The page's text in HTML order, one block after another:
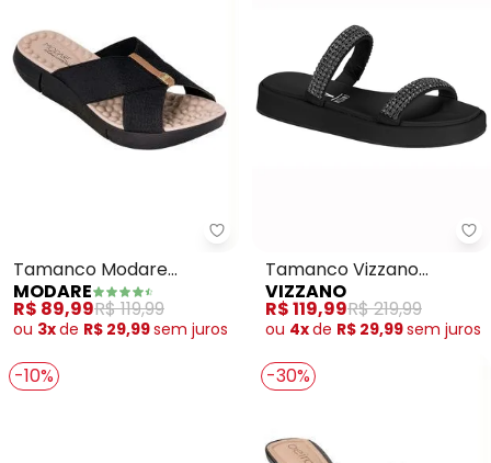
Modare - Tamanco Modare
Tamanco Modare
(Preto) em Sintético
MODARE
R$ 89,99R$ 119,99
ou 3xde R$ 29,99sem juros
Tamanco Vizzano
(Preto) com Strass
VIZZANO
R$ 119,99R$ 219,99
ou 4xde R$ 29,99sem juros
-10% -30%